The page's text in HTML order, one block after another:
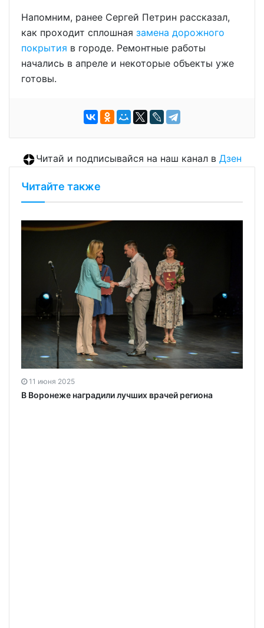
Напомним, ранее Сергей Петрин рассказал,
как проходит сплошная замена дорожного
покрытия в городе. Ремонтные работы
начались в апреле и некоторые объекты уже
готовы.
Читай и подписывайся на наш канал в Дзен
Читайте также
11 июня 2025
В Воронеже наградили лучших врачей региона